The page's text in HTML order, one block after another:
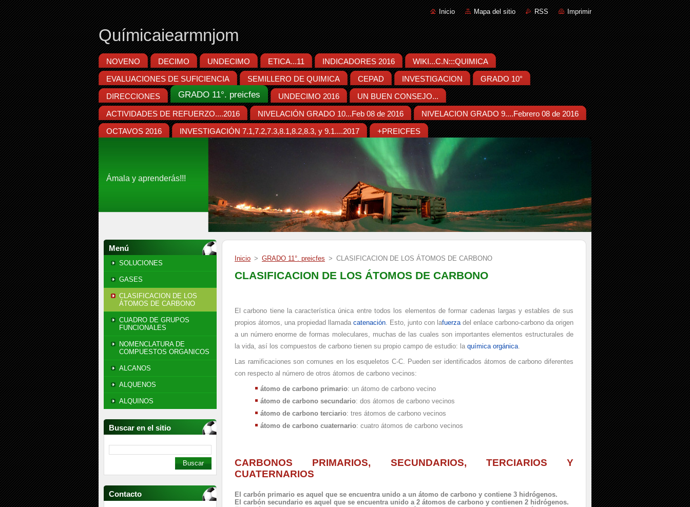
Inicio Mapa del sitio RSS Imprimir
Químicaiearmnjom
NOVENO DECIMO UNDECIMO ETICA...11 INDICADORES 2016 WIKI...C.N:::QUIMICA
EVALUACIONES DE SUFICIENCIA SEMILLERO DE QUIMICA CEPAD INVESTIGACION GRADO 10°
DIRECCIONES GRADO 11°. preicfes UNDECIMO 2016 UN BUEN CONSEJO...
ACTIVIDADES DE REFUERZO....2016 NIVELACIÓN GRADO 10...Feb 08 de 2016 NIVELACION GRADO 9....Febrero 08 de 2016
OCTAVOS 2016 INVESTIGACIÓN 7.1,7.2,7.3,8.1,8.2,8.3, y 9.1....2017 +PREICFES
Ámala y aprenderás!!!
Menú
SOLUCIONES
GASES
CLASIFICACION DE LOS
ÁTOMOS DE CARBONO
CUADRO DE GRUPOS
FUNCIONALES
NOMENCLATURA DE
COMPUESTOS ORGANICOS
ALCANOS
ALQUENOS
ALQUINOS
Buscar en el sitio
Contacto
Inicio > GRADO 11°. preicfes > CLASIFICACION DE LOS ÁTOMOS DE CARBONO
CLASIFICACION DE LOS ÁTOMOS DE CARBONO
El carbono tiene la característica única entre todos los elementos de formar cadenas largas y estables de sus
propios átomos, una propiedad llamada catenación. Esto, junto con lafuerzadel enlace carbono-carbono da origen
a un número enorme de formas moleculares, muchas de las cuales son importantes elementos estructurales de
la vida, así los compuestos de carbono tienen su propio campo de estudio: la química orgánica.
Las ramificaciones son comunes en los esqueletos C-C. Pueden ser identificados átomos de carbono diferentes
con respecto al número de otros átomos de carbono vecinos:
átomo de carbono primario: un átomo de carbono vecino
átomo de carbono secundario: dos átomos de carbono vecinos
átomo de carbono terciario: tres átomos de carbono vecinos
átomo de carbono cuaternario: cuatro átomos de carbono vecinos
CARBONOS PRIMARIOS, SECUNDARIOS, TERCIARIOS Y
CUATERNARIOS
El carbón primario es aquel que se encuentra unido a un átomo de carbono y contiene 3 hidrógenos.
El carbón secundario es aquel que se encuentra unido a 2 átomos de carbono y contienen 2 hidrógenos.